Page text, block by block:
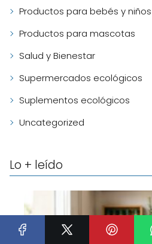
Productos para bebés y niños
Productos para mascotas
Salud y Bienestar
Supermercados ecológicos
Suplementos ecológicos
Uncategorized
Lo + leído